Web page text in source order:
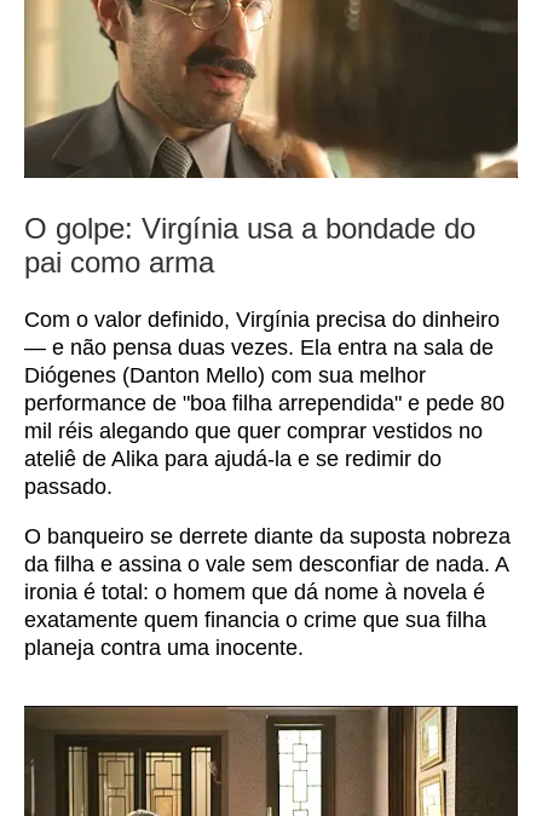
O golpe: Virgínia usa a bondade do
pai como arma
Com o valor definido, Virgínia precisa do dinheiro
— e não pensa duas vezes. Ela entra na sala de
Diógenes (Danton Mello) com sua melhor
performance de "boa filha arrependida" e pede 80
mil réis alegando que quer comprar vestidos no
ateliê de Alika para ajudá-la e se redimir do
passado.
O banqueiro se derrete diante da suposta nobreza
da filha e assina o vale sem desconfiar de nada. A
ironia é total: o homem que dá nome à novela é
exatamente quem financia o crime que sua filha
planeja contra uma inocente.